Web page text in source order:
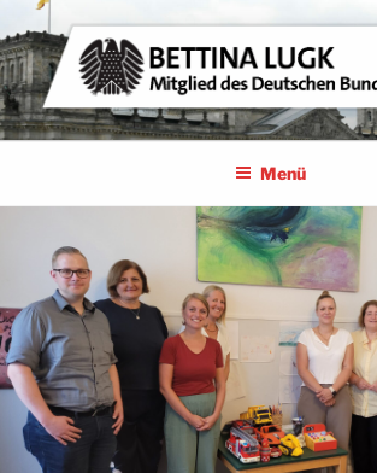
Zum
Inhalt
springen
BETTINA
MITGLIED DES DEUTSCHEN
Menü